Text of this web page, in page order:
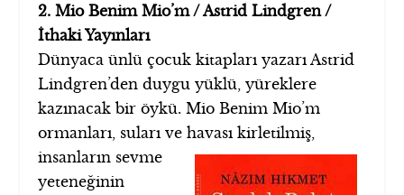
2. Mio Benim Mio’m / Astrid Lindgren /
İthaki Yayınları
Dünyaca ünlü çocuk kitapları yazarı Astrid
Lindgren’den duygu yüklü, yüreklere
kazınacak bir öykü. Mio Benim Mio’m
ormanları, suları ve havası kirletilmiş,
insanların sevme
yeteneğinin